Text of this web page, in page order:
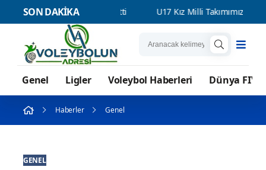
SON DAKİKA
transfer etti U17 Kız Milli Takımımız, Dünya
Genel Ligler Voleybol Haberleri Dünya
Haberler Genel
GENEL